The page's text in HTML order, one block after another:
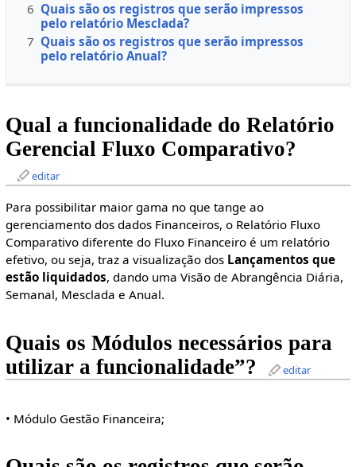
6 Quais são os registros que serão impressos
pelo relatório Mesclada?
7 Quais são os registros que serão impressos
pelo relatório Anual?
Qual a funcionalidade do Relatório
Gerencial Fluxo Comparativo?
editar
Para possibilitar maior gama no que tange ao
gerenciamento dos dados Financeiros, o Relatório Fluxo
Comparativo diferente do Fluxo Financeiro é um relatório
efetivo, ou seja, traz a visualização dos Lançamentos que
estão liquidados, dando uma Visão de Abrangência Diária,
Semanal, Mesclada e Anual.
Quais os Módulos necessários para
utilizar a funcionalidade”?
editar
• Módulo Gestão Financeira;